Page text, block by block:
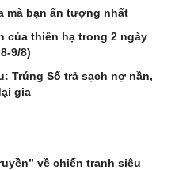
mà bạn ấn tượng nhất
của thiên hạ trong 2 ngày
9/8)
Trúng Số trả sạch nợ nần,
gia
về chiến tranh siêu